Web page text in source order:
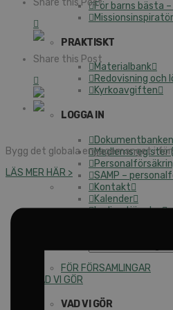
För barns bästa
PRAKTISKT
Materialbank
Redovisning och
Kyrkoavgiften
LOGGA IN
Dokumentbanken
Medlemsregister
SAMP –
Kontakt
Kalender
Lediga tjänster
FÖR FÖRSAMLINGAR
VAD VI GÖR
VAD VI GÖR
Share this Post
Bygg det globala engagemanget i
LÄS MER HÄR >